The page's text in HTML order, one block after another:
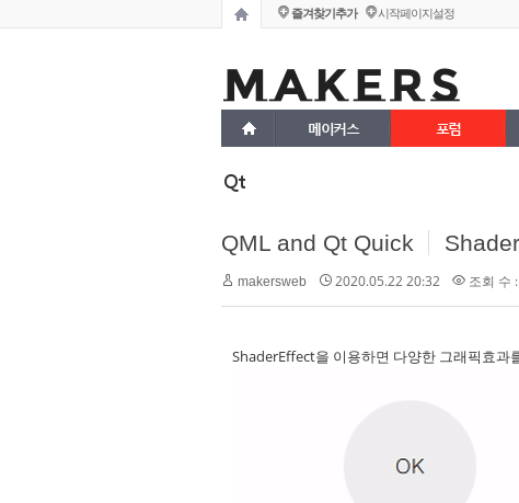
즐겨찾기추가 시작페이지설정
메이커스 포럼
Qt
QML and Qt Quick
makersweb 2020.05.22 20:32 조회 수
ShaderEffect을 이용하면 다양한 그래픽효과